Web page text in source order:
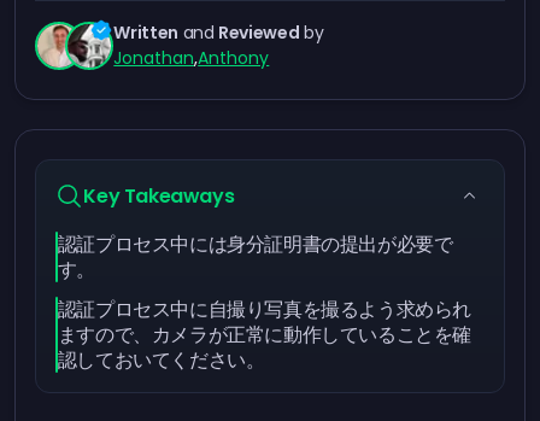
Written and Reviewed by
Jonathan,Anthony
Key Takeaways
認証プロセス中には身分証明書の提出が必要で
す。
認証プロセス中に自撮り写真を撮るよう求められ
ますので、カメラが正常に動作していることを確
認しておいてください。